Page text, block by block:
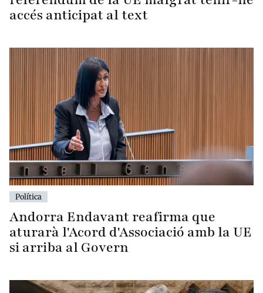
accés anticipat al text
Política
Andorra Endavant reafirma que
aturarà l'Acord d'Associació amb la UE
si arriba al Govern